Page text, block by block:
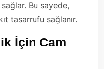
Bu sayede,
tasarrufu sağlanır.
İçin Cam